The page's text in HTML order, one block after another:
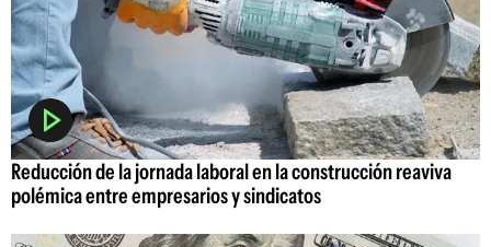
Reducción de la jornada laboral en la construcción reaviva
polémica entre empresarios y sindicatos